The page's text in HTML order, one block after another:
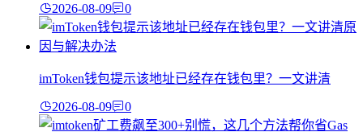
2026-08-09 0
imToken钱包提示该地址已经存在钱包里？一文讲清
2026-08-09 0